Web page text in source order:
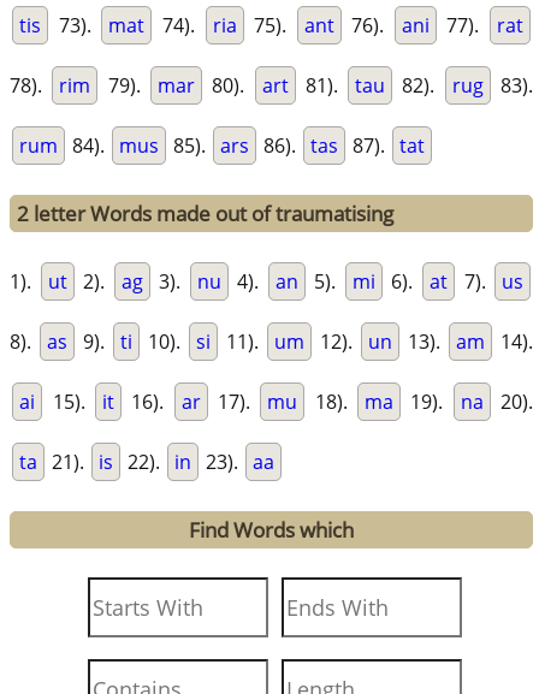
tis 73). mat 74). ria 75). ant 76). ani 77). rat
78). rim 79). mar 80). art 81). tau 82). rug 83).
rum 84). mus 85). ars 86). tas 87). tat
2 letter Words made out of traumatising
1). ut 2). ag 3). nu 4). an 5). mi 6). at 7). us
8). as 9). ti 10). si 11). um 12). un 13). am 14).
ai 15). it 16). ar 17). mu 18). ma 19). na 20).
ta 21). is 22). in 23). aa
Find Words which